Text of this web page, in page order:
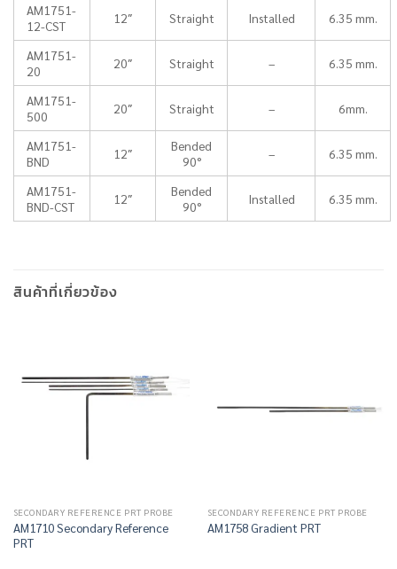
AM1751-
12-CST
12″ Straight Installed 6.35 mm.
AM1751-
20
20″ Straight – 6.35 mm.
AM1751-
500
20″ Straight – 6mm.
AM1751-
BND
12″
Bended
90°
– 6.35 mm.
AM1751-
BND-CST
12″
Bended
90°
Installed 6.35 mm.
สินค้าที่เกี่ยวข้อง
SECONDARY REFERENCE PRT PROBE
AM1710 Secondary Reference
PRT
SECONDARY REFERENCE PRT PROBE
AM1758 Gradient PRT